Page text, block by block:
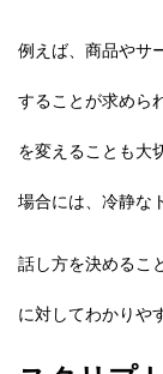
例えば、商品やサ
することが求めら
を変えることも大
場合には、冷静な
話し方を決めるこ
に対してわかりや